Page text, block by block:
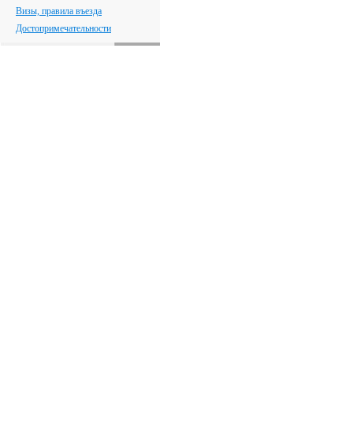
Визы, правила въезда
Достопримечательности